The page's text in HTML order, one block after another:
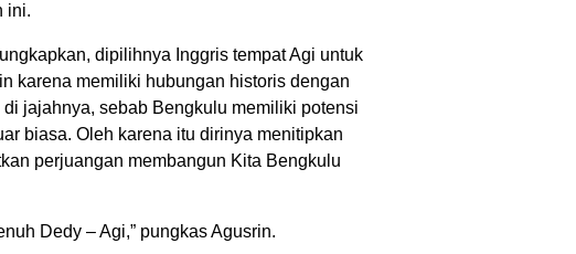
ini.
dipilihnya Inggris tempat Agi untuk
karena memiliki hubungan historis dengan
jajahnya, sebab Bengkulu memiliki potensi
biasa. Oleh karena itu dirinya menitipkan
perjuangan membangun Kita Bengkulu
Dedy – Agi,” pungkas Agusrin.